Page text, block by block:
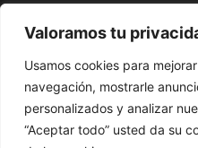
Valoramos tu
Usamos cookies para
navegación, mostrarle
personalizados y analizar
“Aceptar todo” usted da su
Política